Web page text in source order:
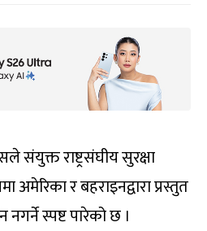
संयुक्त राष्ट्रसंघीय सुरक्षा
अमेरिका र बहराइनद्वारा प्रस्तुत
नगर्ने स्पष्ट पारेको छ ।